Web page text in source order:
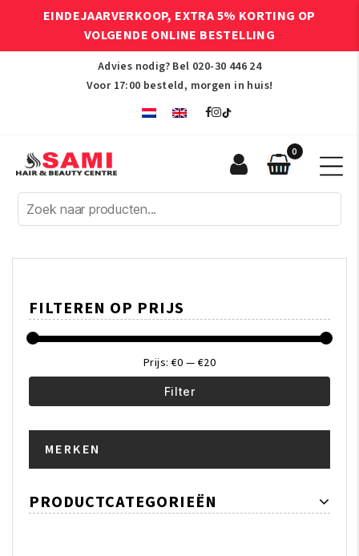
EINDEJAARVERKOOP, EXTRA 5% KORTING OP
VOLGENDE ONLINE BESTELLING
Advies nodig? Bel 020-30 446 24
Voor 17:00 besteld, morgen in huis!
Afro
Hair
Beauty
0
FILTEREN OP PRIJS
Filter
Prijs: €0 — €20
MERKEN
PRODUCTCATEGORIEËN